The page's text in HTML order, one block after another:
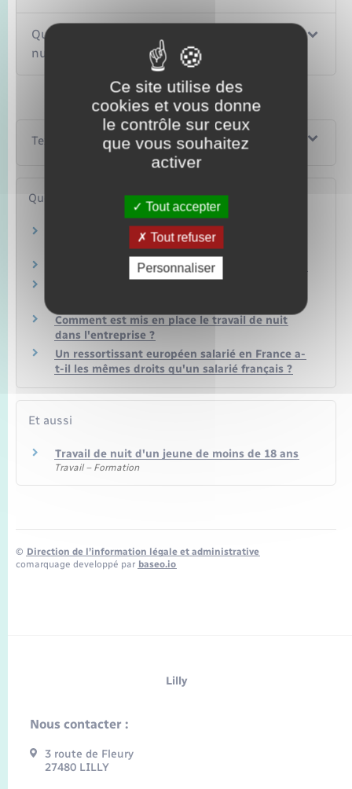
Quelles sont les garanties du travailleur de
nuit ?
Textes de référence
Questions ? Réponses !
Un salarié peut-il être obligé de travailler en
Comment consulter une convention collective ?
Comment est mis en place le travail de nuit
dans l'entreprise ?
Un ressortissant européen salarié en France a-
t-il les mêmes droits qu'un salarié français ?
Et aussi
Travail de nuit d'un jeune de moins de 18 ans
Travail – Formation
© Direction de l’information légale et administrative
comarquage developpé par baseo.io
Lilly
Nous contacter :
3 route de Fleury
27480 LILLY
Ce site utilise des
cookies et vous donne
le contrôle sur ceux
que vous souhaitez
activer
Tout accepter
Tout refuser
Personnaliser